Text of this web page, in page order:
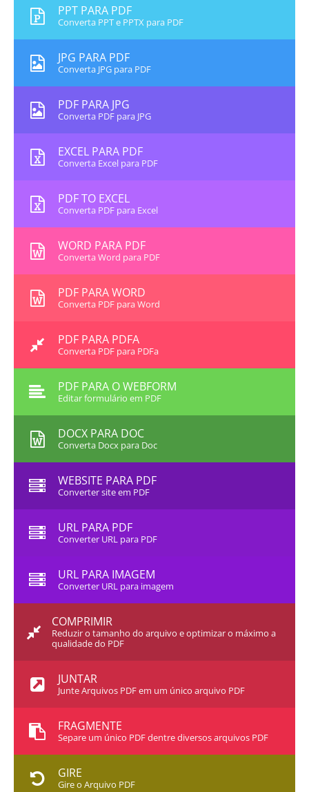
PPT PARA PDF
Converta PPT e PPTX para PDF
JPG PARA PDF
Converta JPG para PDF
PDF PARA JPG
Converta PDF para JPG
EXCEL PARA PDF
Converta Excel para PDF
PDF TO EXCEL
Converta PDF para Excel
WORD PARA PDF
Converta Word para PDF
PDF PARA WORD
Converta PDF para Word
PDF PARA PDFA
Converta PDF para PDFa
PDF PARA O WEBFORM
Editar formulário em PDF
DOCX PARA DOC
Converta Docx para Doc
WEBSITE PARA PDF
Converter site em PDF
URL PARA PDF
Converter URL para PDF
URL PARA IMAGEM
Converter URL para imagem
COMPRIMIR
Reduzir o tamanho do arquivo e optimizar o máximo a
qualidade do PDF
JUNTAR
Junte Arquivos PDF em um único arquivo PDF
FRAGMENTE
Separe um único PDF dentre diversos arquivos PDF
GIRE
Gire o Arquivo PDF